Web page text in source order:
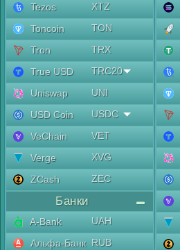
Tezos
XTZ
Toncoin
TON
Tron
TRX
True USD
TRC20
Uniswap
UNI
USD Coin
USDC
VeChain
VET
Verge
XVG
ZCash
ZEC
Банки
A-Bank
UAH
Альфа-Банк RUB